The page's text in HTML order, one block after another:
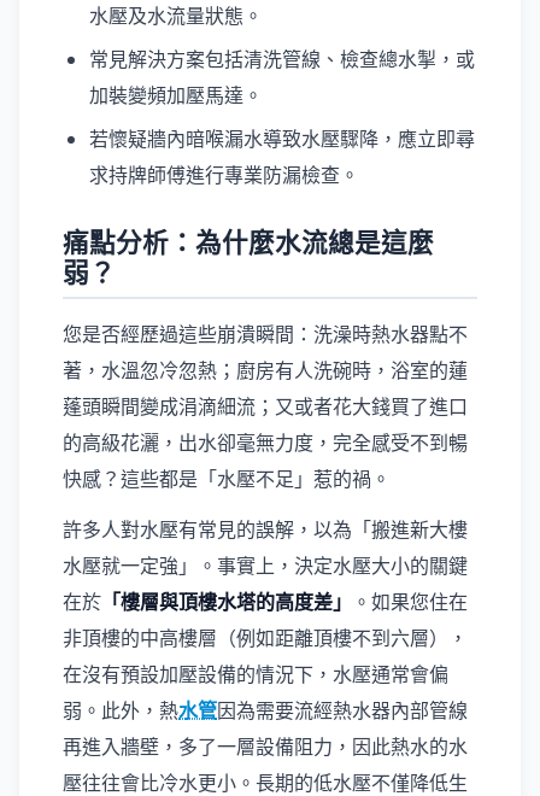
水壓及水流量狀態。
常見解決方案包括清洗管線、檢查總水掣，或
加裝變頻加壓馬達。
若懷疑牆內暗喉漏水導致水壓驟降，應立即尋
求持牌師傅進行專業防漏檢查。
痛點分析：為什麼水流總是這麼
弱？
您是否經歷過這些崩潰瞬間：洗澡時熱水器點不
著，水溫忽冷忽熱；廚房有人洗碗時，浴室的蓮
蓬頭瞬間變成涓滴細流；又或者花大錢買了進口
的高級花灑，出水卻毫無力度，完全感受不到暢
快感？這些都是「水壓不足」惹的禍。
許多人對水壓有常見的誤解，以為「搬進新大樓
水壓就一定強」。事實上，決定水壓大小的關鍵
在於 「樓層與頂樓水塔的高度差」
。如果您住在
非頂樓的中高樓層（例如距離頂樓不到六層），
在沒有預設加壓設備的情況下，水壓通常會偏
弱。此外，熱水管因為需要流經熱水器內部管線
再進入牆壁，多了一層設備阻力，因此熱水的水
壓往往會比冷水更小。長期的低水壓不僅降低生